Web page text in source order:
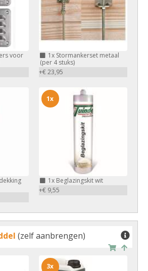
voor
1xStormankerset metaal
(per 4 stuks)
+€ 23,95
1xBeglazingskit wit
+€ 9,55
1x
(zelf aanbrengen)
3x